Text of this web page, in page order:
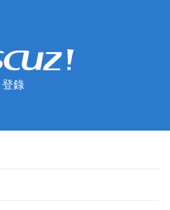
登錄